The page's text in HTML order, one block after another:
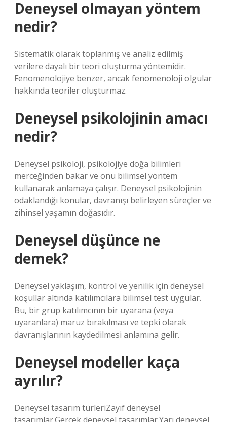
Deneysel olmayan yöntem
nedir?
Sistematik olarak toplanmış ve analiz edilmiş
verilere dayalı bir teori oluşturma yöntemidir.
Fenomenolojiye benzer, ancak fenomenoloji olgular
hakkında teoriler oluşturmaz.
Deneysel psikolojinin amacı
nedir?
Deneysel psikoloji, psikolojiye doğa bilimleri
merceğinden bakar ve onu bilimsel yöntem
kullanarak anlamaya çalışır. Deneysel psikolojinin
odaklandığı konular, davranışı belirleyen süreçler ve
zihinsel yaşamın doğasıdır.
Deneysel düşünce ne
demek?
Deneysel yaklaşım, kontrol ve yenilik için deneysel
koşullar altında katılımcılara bilimsel test uygular.
Bu, bir grup katılımcının bir uyarana (veya
uyaranlara) maruz bırakılması ve tepki olarak
davranışlarının kaydedilmesi anlamına gelir.
Deneysel modeller kaça
ayrılır?
Deneysel tasarım türleriZayıf deneysel